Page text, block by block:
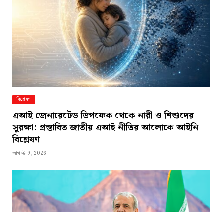
বিশ্লেষণ
এআই জেনারেটেড ডিপফেক থেকে নারী ও শিশুদের
সুরক্ষা: প্রস্তাবিত জাতীয় এআই নীতির আলোকে আইনি
বিশ্লেষণ
আগস্ট 9, 2026